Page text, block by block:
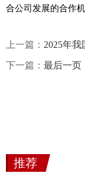
合公司发展的合作机
上一篇： 2025年
下一篇： 最后一页
推荐